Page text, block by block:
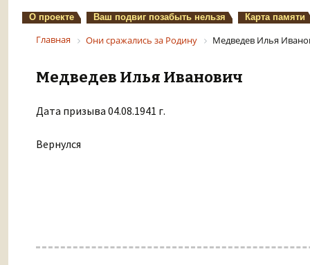
О проекте Ваш подвиг позабыть нельзя Карта памяти
Главная Они сражались за Родину Медведев Илья
Медведев Илья Иванович
Дата призыва 04.08.1941 г.
Вернулся